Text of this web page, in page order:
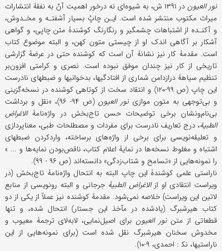
نور العیون
در ۱۳۹۱ ش، به شیوه‌ای نه درخور اهمیت آنْ به نفقۀ انتشارات
میراث مکتوب منتشر شده است. ایـن چاپْ بسیار آشفتـه و مخـدوش،
و آکنـده از اشتباهات چشمگیر و رنگارنگ کوشندۀ متن چاپی، و گواهی
آشکار بر آگاهی اندک او از چیستی متون کهن، و البته موضوع کتاب
است. مقدمۀ کار نیز نشانۀ آن است که کوشنده حتى در عرضۀ گزارشی
تاریخی از کار نیز چندان موفق نبوده است. نصری و کرامتی افزون‌بر
تنظیم سیاهۀ درازدامن شماری از افتادگیها، بدخوانیها و ضبطهای نادرست
این چاپ (ص ۹۹-۱۲۰) و انتقاد سخت از کوتاهی کوشنده در نسخه‌گزینی
و بی‌توجهی به متون موازی نور العیون
(ص ۹۴- ۹۶)، «نقل و برداشت
بی‌نام‌ونشان برخی توضیحات حسن تاج‌بخش در واژه‌نامۀالاغراض
الطبیة، درج تعاریف نادرست برای مفردات و مصطلحات طبی، معناپردازی
و تعلیقه‌نویسی برای برخی از واژه‌های برساخته، واردکردن ضبطهای
اشتباه و مغلوط نسخه‌ها در نمایۀ اعلام کتاب، ناقص‌بودن نمایه‌ها و ... »
را نمونه‌هایی از «تسامح و شتاب‌زدگی» دانسته‌اند (ص ۹۶ - ۹۹).
ناراستی علمی کوشندۀ این چاپ البته به انتحال واژه‌نامۀ تاج‌بخش (در
ویراست انتقادی او ازالاغراض الطبیۀجرجانی و البته رونویسی از منابع
لاتین این ویراست) خلاصه نمی‌شود. مقدمۀ کوشنده نیز عملاً از یکی از دو
کتاب هیرشبرگ (یادشده در مآخذ این جستار) انتحال شده، و تنها
قطعاتی از متننور العیون برای اصیل‌نمایی، لابه‌لای ترجمۀ معیوب و
مخدوش سخنان هیرشبرگ نقل شده است (برای نمونه‌هایی از این
ناراستیها، نک‍ : احمدی، ۹-۱۰).